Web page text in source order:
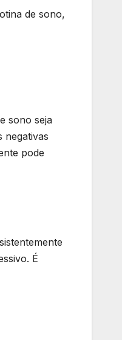
de sono,
sono seja
negativas
pode
É